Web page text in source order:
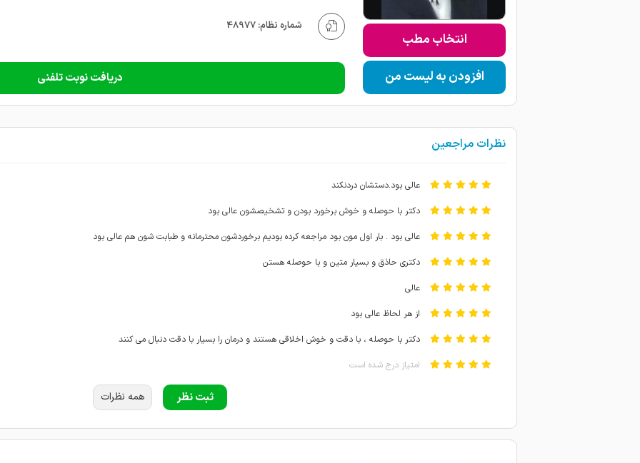
انتخاب مطب
افزودن به لیست من
شماره نظام: 48977
دریافت نوبت تلفنی
نظرات مراجعین
عالی بود.دستشان دردنکند
دکتر با حوصله و خوش برخورد بودن و تشخیصشون عالی بود
عالی بود . بار اول مون بود مراجعه کرده بودیم برخوردشون محترمانه و طبابت شون هم عالی بود ‌
دکتری حاذق و بسیار متین و با حوصله هستن
عالی
از هر لحاظ عالی بود
دکتر با حوصله ، با دقت و خوش اخلاقی هستند و درمان را بسیار با دقت دنبال می کنند
امتیاز درج شده است
دکتر خوبی هستند
ثبت نظر همه نظرات